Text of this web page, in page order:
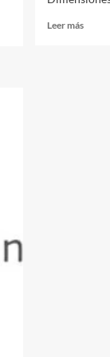
Leer másLeer